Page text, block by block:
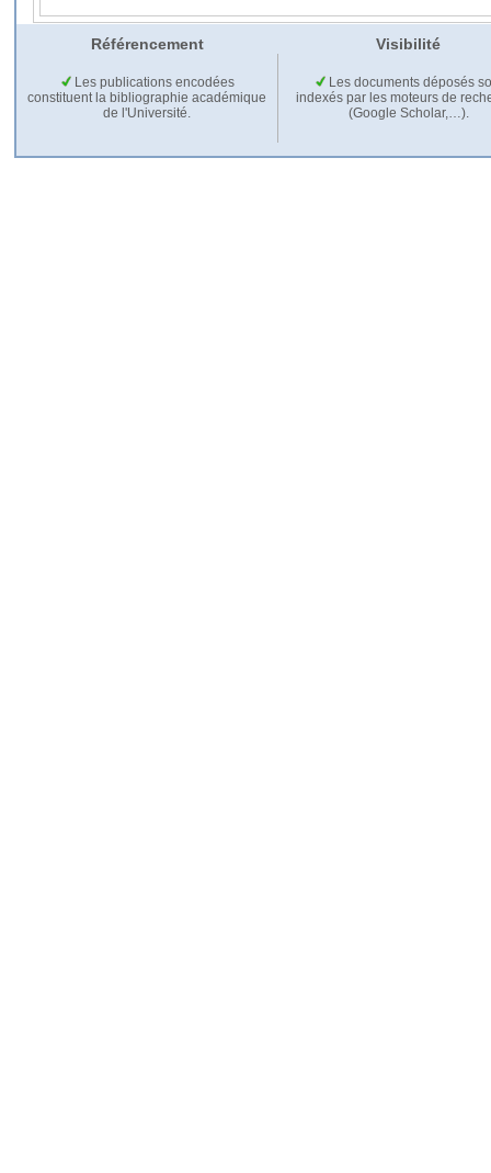
Référencement Visibilité
Les publications encodées
constituent la bibliographie académique
de l'Université.
Les documents déposés
indexés par les moteurs de
(Google Scholar,…).